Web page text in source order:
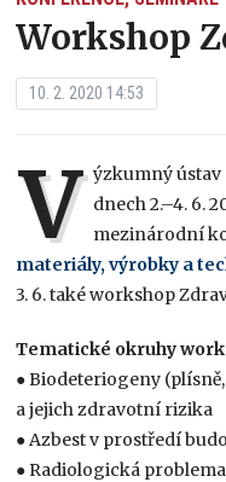
Workshop
10. 2. 2020 14:53
V ýzkumný ústav
dnech 2.–4. 6.
mezinárodní
materiály, výrobky a
3. 6. také workshop
Tematické okruhy
● Biodeteriogeny
a jejich zdravotní rizika
● Azbest v prostředí
● Radiologická